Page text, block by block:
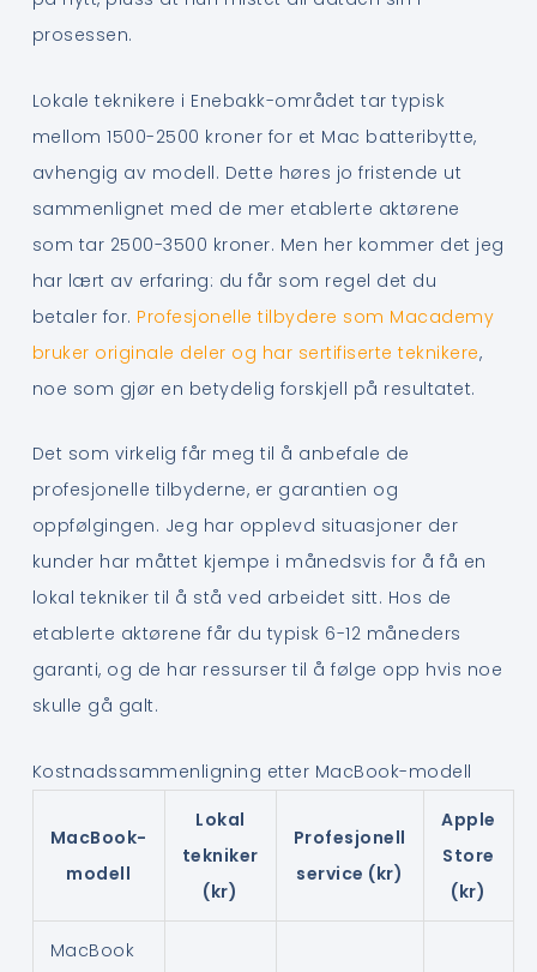
prosessen.
Lokale teknikere i Enebakk-området tar typisk
mellom 1500-2500 kroner for et Mac batteribytte,
avhengig av modell. Dette høres jo fristende ut
sammenlignet med de mer etablerte aktørene
som tar 2500-3500 kroner. Men her kommer det jeg
har lært av erfaring: du får som regel det du
betaler for. Profesjonelle tilbydere som Macademy
bruker originale deler og har sertifiserte teknikere,
noe som gjør en betydelig forskjell på resultatet.
Det som virkelig får meg til å anbefale de
profesjonelle tilbyderne, er garantien og
oppfølgingen. Jeg har opplevd situasjoner der
kunder har måttet kjempe i månedsvis for å få en
lokal tekniker til å stå ved arbeidet sitt. Hos de
etablerte aktørene får du typisk 6-12 måneders
garanti, og de har ressurser til å følge opp hvis noe
skulle gå galt.
Kostnadssammenligning etter MacBook-modell
MacBook-
modell
Lokal
tekniker
(kr)
Profesjonell
service (kr)
Apple
Store
(kr)
MacBook